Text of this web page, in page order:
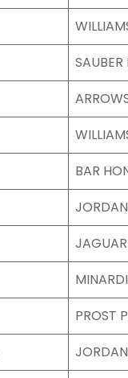
SAUBER
BAR
PROST